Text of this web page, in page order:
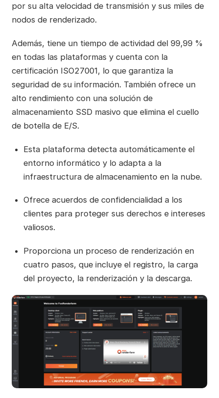
por su alta velocidad de transmisión y sus miles de
nodos de renderizado.
Además, tiene un tiempo de actividad del 99,99 %
en todas las plataformas y cuenta con la
certificación ISO27001, lo que garantiza la
seguridad de su información. También ofrece un
alto rendimiento con una solución de
almacenamiento SSD masivo que elimina el cuello
de botella de E/S.
Esta plataforma detecta automáticamente el
entorno informático y lo adapta a la
infraestructura de almacenamiento en la nube.
Ofrece acuerdos de confidencialidad a los
clientes para proteger sus derechos e intereses
valiosos.
Proporciona un proceso de renderización en
cuatro pasos, que incluye el registro, la carga
del proyecto, la renderización y la descarga.